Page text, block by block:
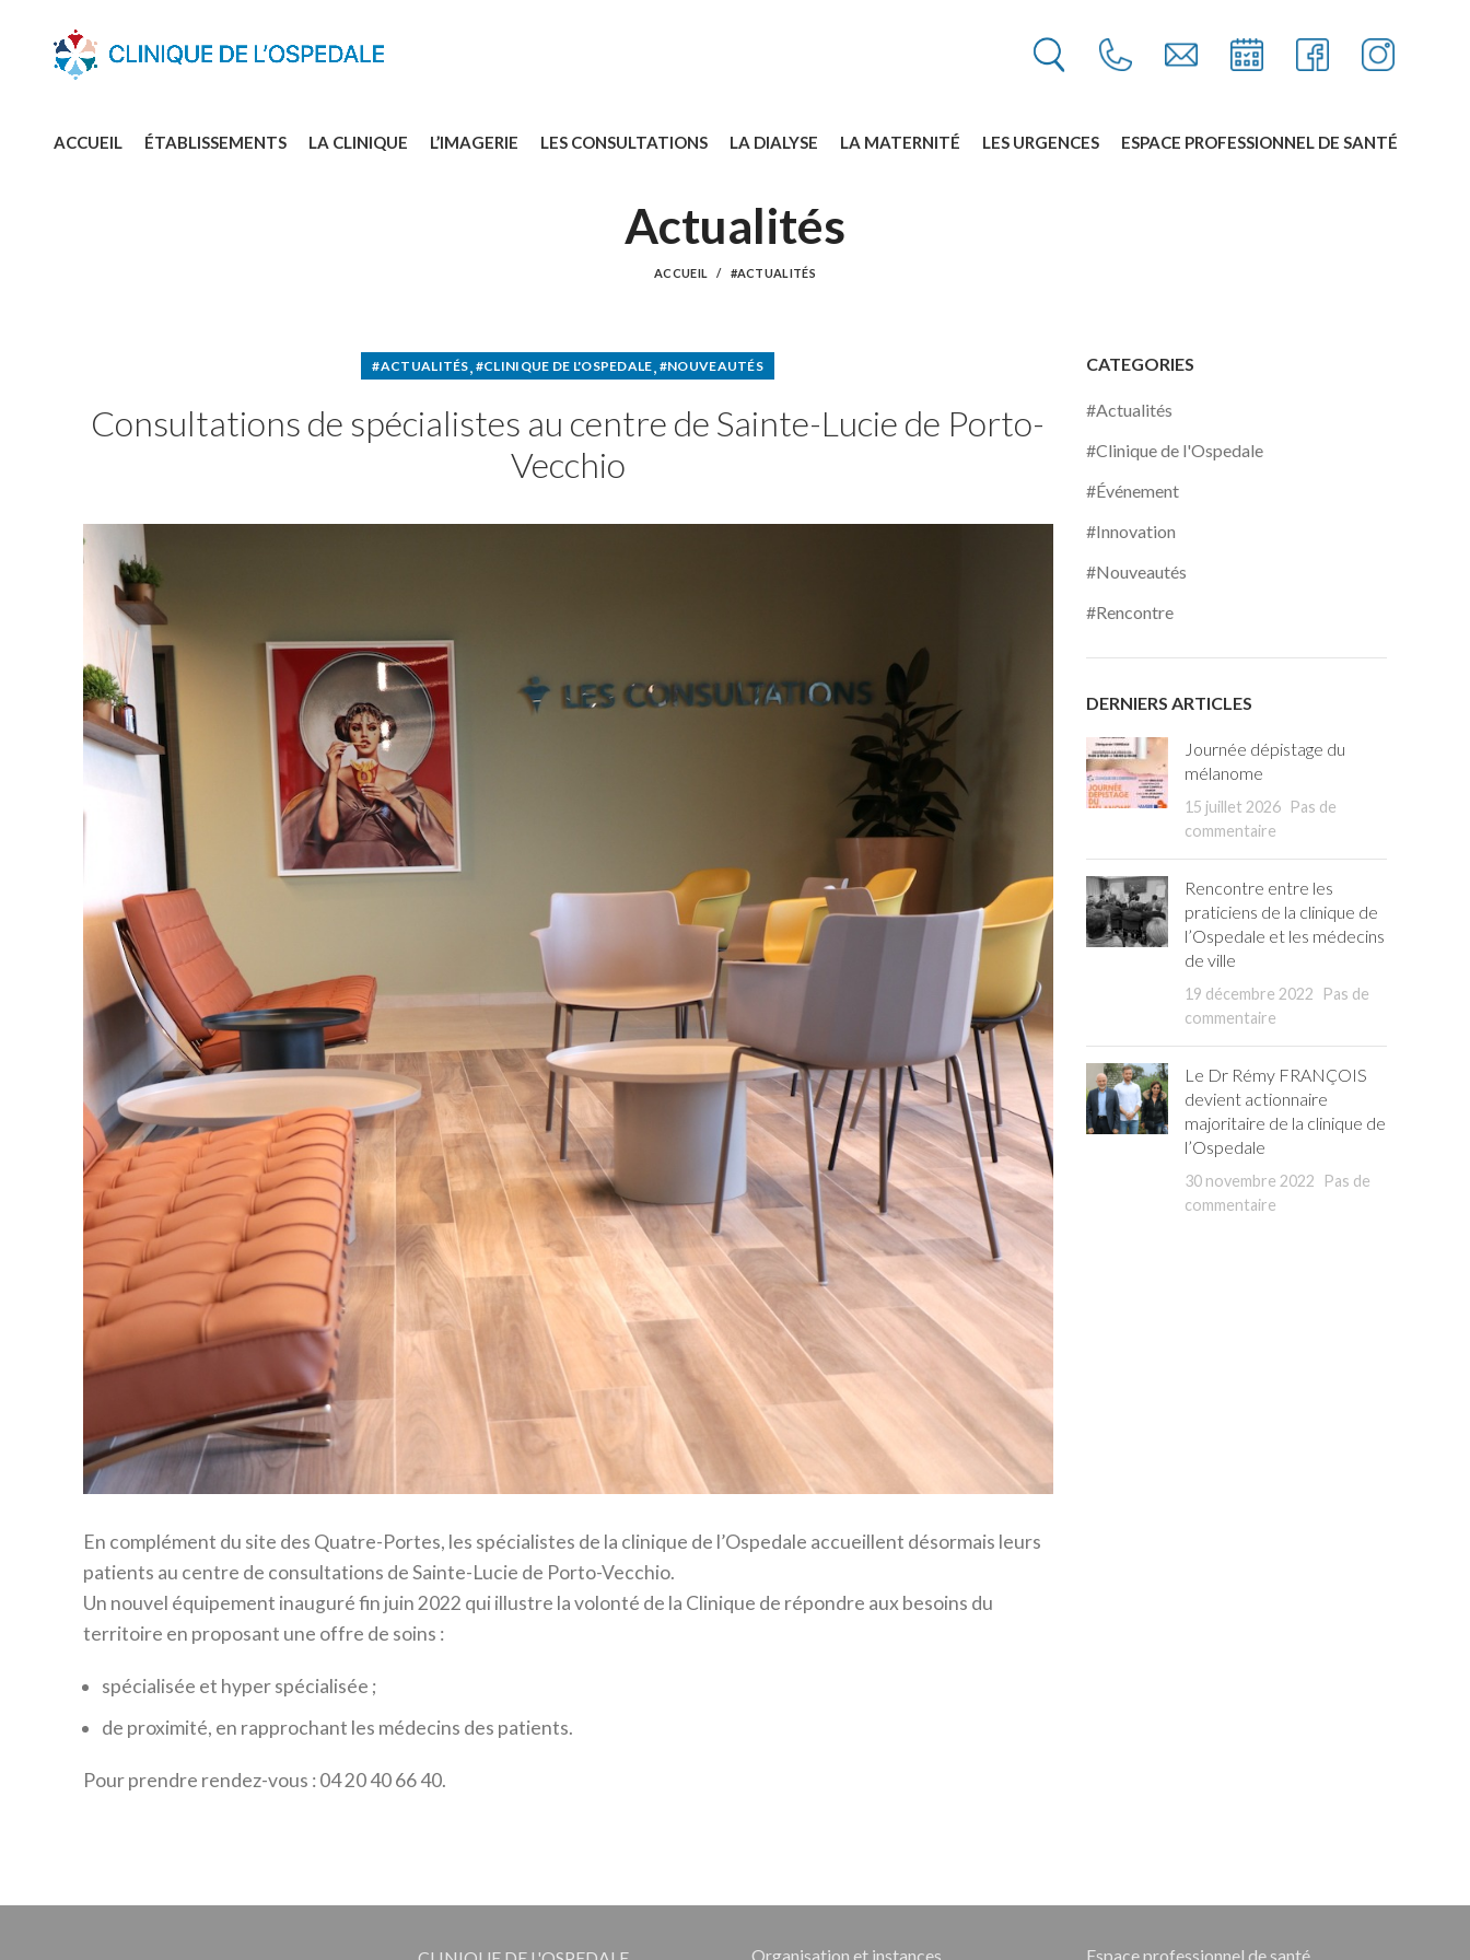
ACCUEIL ÉTABLISSEMENTS LA CLINIQUE L’IMAGERIE LES CONSULTATIONS LA DIALYSE LA MATERNITÉ LES URGENCES ESPACE PROFESSIONNEL DE SANTÉ
Actualités
ACCUEIL #ACTUALITÉS
#ACTUALITÉS, #CLINIQUE DE L'OSPEDALE, #NOUVEAUTÉS
Consultations de spécialistes au centre de Sainte-Lucie de Porto-
Vecchio
En complément du site des Quatre-Portes, les spécialistes de la clinique de l’Ospedale accueillent désormais leurs
patients au centre de consultations de Sainte-Lucie de Porto-Vecchio.
Un nouvel équipement inauguré fin juin 2022 qui illustre la volonté de la Clinique de répondre aux besoins du
territoire en proposant une offre de soins :
spécialisée et hyper spécialisée ;
de proximité, en rapprochant les médecins des patients.
Pour prendre rendez-vous : 04 20 40 66 40.
CATEGORIES
#Actualités
#Clinique de l'Ospedale
#Événement
#Innovation
#Nouveautés
#Rencontre
DERNIERS ARTICLES
Journée dépistage du
mélanome
15 juillet 2026
Pas de
commentaire
Rencontre entre les
praticiens de la clinique de
l’Ospedale et les médecins
de ville
19 décembre 2022
Pas de
commentaire
Le Dr Rémy FRANÇOIS
devient actionnaire
majoritaire de la clinique de
l’Ospedale
30 novembre 2022
Pas de
commentaire
Organisation et instances Espace professionnel de santé